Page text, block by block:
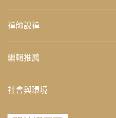
禪師說禪
編輯推薦
社會與環境